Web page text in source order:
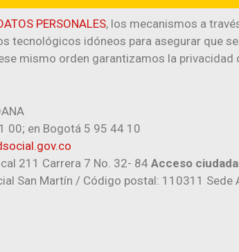
PERSONALES, los mecanismos a
tecnológicos idóneos para asegurar que
mismo orden garantizamos la privacidad
00; en Bogotá 5 95 44 10
211 Carrera 7 No. 32- 84 Acceso
San Martín / Código postal: 110311